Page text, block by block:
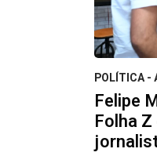
POLÍTICA -
Felipe
Folha